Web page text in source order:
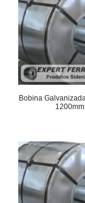
Bobina
1200mm